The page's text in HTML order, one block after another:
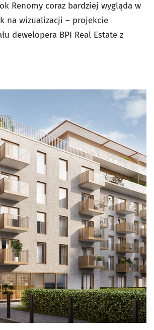
Renomy coraz bardziej wygląda w
na wizualizacji – projekcie
dewelopera BPI Real Estate z